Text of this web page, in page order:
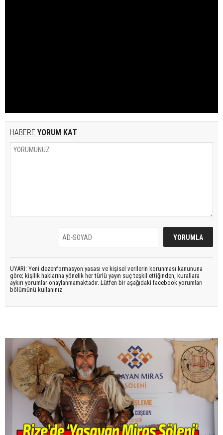
HABERE YORUM KAT
UYARI: Yeni dezenformasyon yasası ve kişisel verilerin korunması kanununa
göre; kişilik haklarına yönelik her türlü yayın suç teşkil ettiğinden, kurallara
aykırı yorumlar onaylanmamaktadır. Lütfen bir aşağıdaki facebook yorumları
bölümünü kullanınız